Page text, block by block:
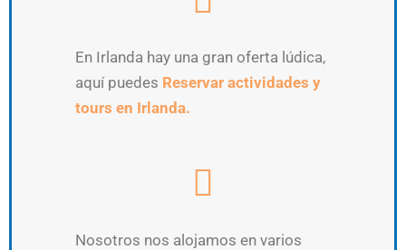
En Irlanda hay una gran oferta lúdica,
aquí puedes Reservar actividades y
tours en Irlanda.
Nosotros nos alojamos en varios